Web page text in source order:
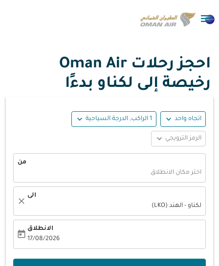

احجز رحلات Oman Air
رخيصة إلى لكناو بدءًا
اتجاه واحد expand_more 1 الراكب, الدرجة السياحية expand_more
الرمز الترويجي expand_more
من
اختر مكان الانطلاق
الى
لكناو - الهند (LKO)
close
الانطلاق
17/08/2026
today